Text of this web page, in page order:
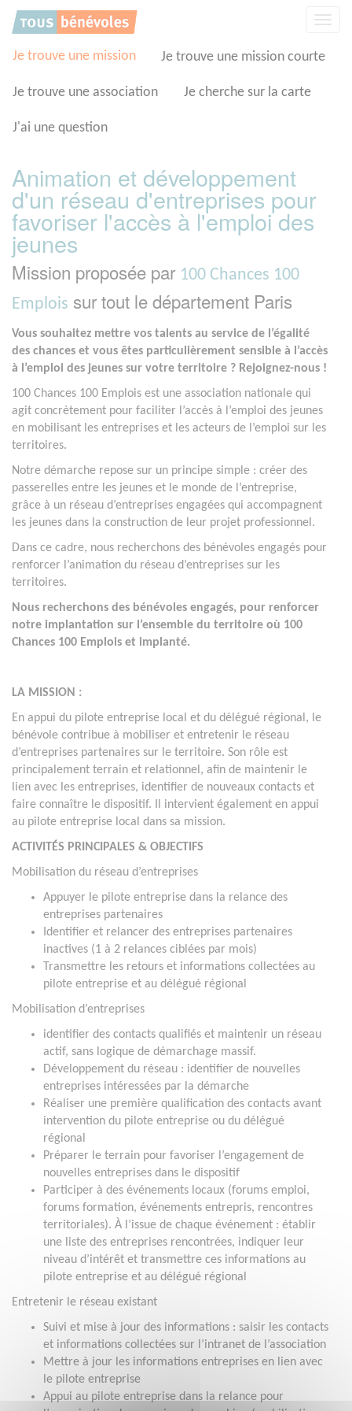
Je trouve une mission Je trouve une mission courte
Je trouve une association Je cherche sur la carte
J'ai une question
Animation et développement
d'un réseau d'entreprises pour
favoriser l'accès à l'emploi des
jeunes
Mission proposée par 100 Chances 100
Emplois sur tout le département Paris
Vous souhaitez mettre vos talents au service de l’égalité
des chances et vous êtes particulièrement sensible à l’accès
à l’emploi des jeunes sur votre territoire ? Rejoignez-nous !
100 Chances 100 Emplois est une association nationale qui
agit concrètement pour faciliter l’accès à l’emploi des jeunes
en mobilisant les entreprises et les acteurs de l’emploi sur les
territoires.
Notre démarche repose sur un principe simple : créer des
passerelles entre les jeunes et le monde de l’entreprise,
grâce à un réseau d’entreprises engagées qui accompagnent
les jeunes dans la construction de leur projet professionnel.
Dans ce cadre, nous recherchons des bénévoles engagés pour
renforcer l’animation du réseau d’entreprises sur les
territoires.
Nous recherchons des bénévoles engagés, pour renforcer
notre implantation sur l’ensemble du territoire où 100
Chances 100 Emplois et implanté.
LA MISSION :
En appui du pilote entreprise local et du délégué régional, le
bénévole contribue à mobiliser et entretenir le réseau
d’entreprises partenaires sur le territoire. Son rôle est
principalement terrain et relationnel, afin de maintenir le
lien avec les entreprises, identifier de nouveaux contacts et
faire connaître le dispositif. Il intervient également en appui
au pilote entreprise local dans sa mission.
ACTIVITÉS PRINCIPALES & OBJECTIFS
Mobilisation du réseau d’entreprises
Appuyer le pilote entreprise dans la relance des
entreprises partenaires
Identifier et relancer des entreprises partenaires
inactives (1 à 2 relances ciblées par mois)
Transmettre les retours et informations collectées au
pilote entreprise et au délégué régional
Mobilisation d’entreprises
identifier des contacts qualifiés et maintenir un réseau
actif, sans logique de démarchage massif.
Développement du réseau : identifier de nouvelles
entreprises intéressées par la démarche
Réaliser une première qualification des contacts avant
intervention du pilote entreprise ou du délégué
régional
Préparer le terrain pour favoriser l’engagement de
nouvelles entreprises dans le dispositif
Participer à des événements locaux (forums emploi,
forums formation, événements entrepris, rencontres
territoriales). À l’issue de chaque événement : établir
une liste des entreprises rencontrées, indiquer leur
niveau d’intérêt et transmettre ces informations au
pilote entreprise et au délégué régional
Entretenir le réseau existant
Suivi et mise à jour des informations : saisir les contacts
et informations collectées sur l’intranet de l’association
Mettre à jour les informations entreprises en lien avec
le pilote entreprise
Appui au pilote entreprise dans la relance pour
Panneau de gestion des cookies